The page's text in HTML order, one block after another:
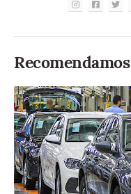
Recomendamos